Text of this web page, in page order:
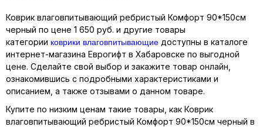
Коврик влаговпитывающий ребристый Комфорт 90*150см
черный по цене 1 650 руб. и другие товары
категории коврики влаговпитывающие доступны в каталоге
интернет-магазина Еврогифт в Хабаровске по выгодной
цене. Сделайте свой выбор и закажите товар онлайн,
ознакомившись с подробными характеристиками и
описанием, а также отзывами о данном товаре.
Купите по низким ценам такие товары, как Коврик
влаговпитывающий ребристый Комфорт 90*150см черный в